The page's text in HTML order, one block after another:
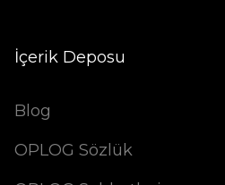
İçerik Deposu
Blog
OPLOG Sözlük